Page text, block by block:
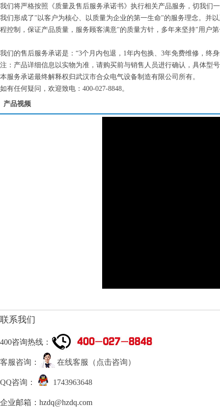
我们将严格按照《质量及售后服务承诺书》执行相关产品服务，切我们
我们形成了"以客户为核心、以质量为企业的第一生命"的服务理念。并
程控制，保证产品质量，服务顾客满意"的质量方针，多年来坚持"用户
我们的售后服务承诺是：“3个月内包退，1年内包换、3年免费维修，终
注：产品详细信息以实物为准，请购买前与销售人员进行确认，具体型
本服务承诺最终解释权归武汉市合众电气设备制造有限公司所有。
如有任何疑问，欢迎致电：400-027-8848。
产品视频
联系我们
400咨询热线：
客服咨询： 在线客服（点击咨询）
QQ咨询： 1743963648
企业邮箱：hzdq@hzdq.com